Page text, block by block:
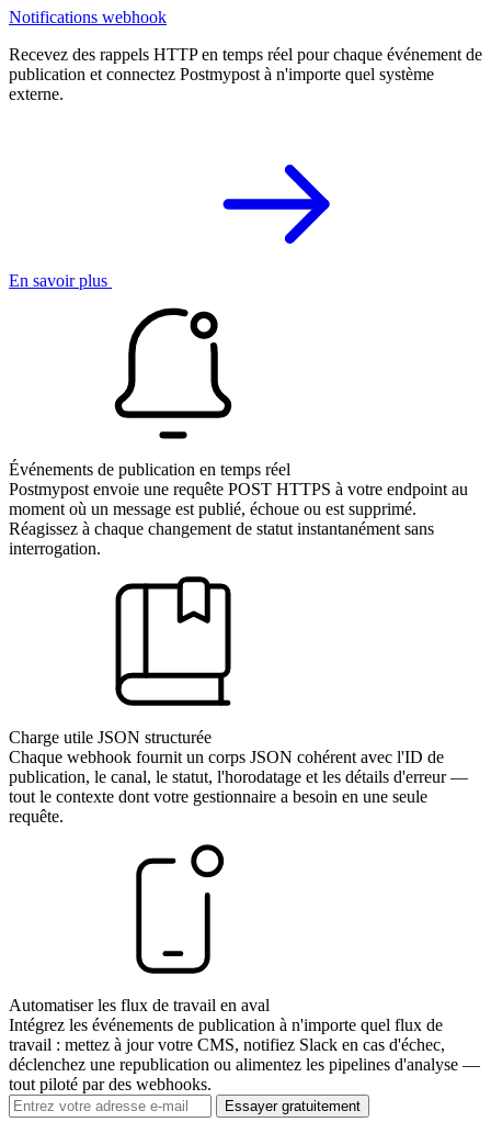
Notifications webhook
Recevez des rappels HTTP en temps réel pour chaque événement de
publication et connectez Postmypost à n'importe quel système
externe.
En savoir plus
Événements de publication en temps réel
Postmypost envoie une requête POST HTTPS à votre endpoint au
moment où un message est publié, échoue ou est supprimé.
Réagissez à chaque changement de statut instantanément sans
interrogation.
Charge utile JSON structurée
Chaque webhook fournit un corps JSON cohérent avec l'ID de
publication, le canal, le statut, l'horodatage et les détails d'erreur —
tout le contexte dont votre gestionnaire a besoin en une seule
requête.
Automatiser les flux de travail en aval
Intégrez les événements de publication à n'importe quel flux de
travail : mettez à jour votre CMS, notifiez Slack en cas d'échec,
déclenchez une republication ou alimentez les pipelines d'analyse —
tout piloté par des webhooks.
Essayer gratuitement